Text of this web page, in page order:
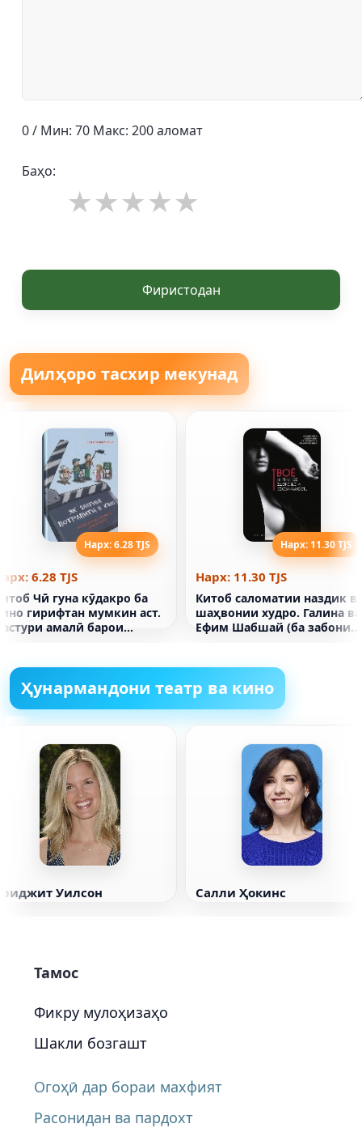
0 / Мин: 70 Макс: 200 аломат
Баҳо:
Фиристодан
Дилҳоро тасхир мекунад
Нарх: 6.28 TJS
6.28 TJS
Чӣ гуна кӯдакро ба
гирифтан мумкин аст.
амалӣ барои
Нарх: 11.30 TJS
Нарх: 11.30 TJS
Китоб саломатии наздик
шаҳвонии худро. Галина ва
Ефим Шабшай (ба забони
Ҳунармандони театр ва кино
Уилсон Салли Ҳокинс
Тамос
Фикру мулоҳизаҳо
Шакли бозгашт
Огоҳӣ дар бораи махфият
Расонидан ва пардохт